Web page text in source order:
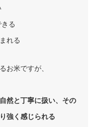
る
れる
お米ですが、
然と丁寧に扱い、その
強く感じられる